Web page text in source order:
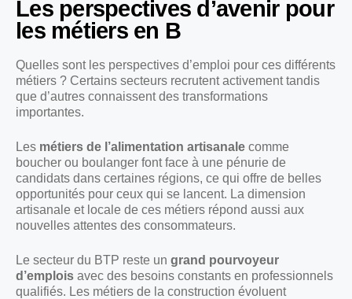
Les perspectives d’avenir pour
les métiers en B
Quelles sont les perspectives d’emploi pour ces différents
métiers ? Certains secteurs recrutent activement tandis
que d’autres connaissent des transformations
importantes.
Les métiers de l’alimentation artisanale comme
boucher ou boulanger font face à une pénurie de
candidats dans certaines régions, ce qui offre de belles
opportunités pour ceux qui se lancent. La dimension
artisanale et locale de ces métiers répond aussi aux
nouvelles attentes des consommateurs.
Le secteur du BTP reste un grand pourvoyeur
d’emplois avec des besoins constants en professionnels
qualifiés. Les métiers de la construction évoluent